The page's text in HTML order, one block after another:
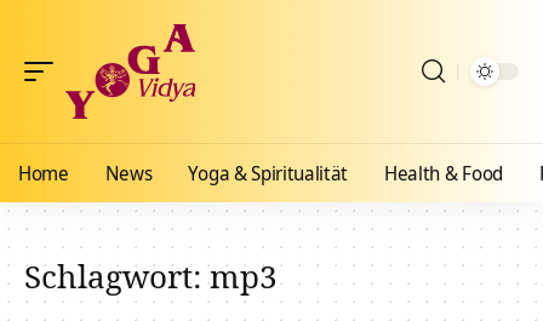
Home News Yoga & Spiritualität Health & Food
Schlagwort:mp3